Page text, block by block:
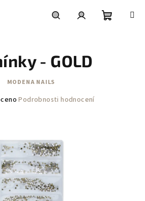
- GOLD
MODENA NAILS
Podrobnosti hodnocení